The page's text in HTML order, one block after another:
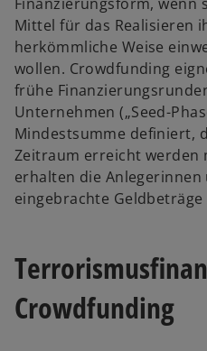
Mittel für das Realisieren
herkömmliche Weise
wollen. Crowdfunding
frühe
Unternehmen („Seed-
Mindestsumme definiert,
Zeitraum erreicht werden
erhalten die
eingebrachte Geldbeträge
Crowdfunding